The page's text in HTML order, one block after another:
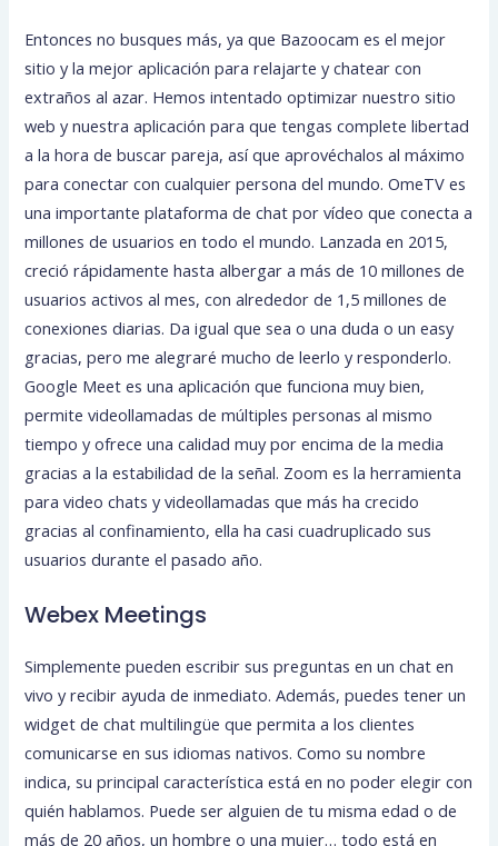
Entonces no busques más, ya que Bazoocam es el mejor
sitio y la mejor aplicación para relajarte y chatear con
extraños al azar. Hemos intentado optimizar nuestro sitio
web y nuestra aplicación para que tengas complete libertad
a la hora de buscar pareja, así que aprovéchalos al máximo
para conectar con cualquier persona del mundo. OmeTV es
una importante plataforma de chat por vídeo que conecta a
millones de usuarios en todo el mundo. Lanzada en 2015,
creció rápidamente hasta albergar a más de 10 millones de
usuarios activos al mes, con alrededor de 1,5 millones de
conexiones diarias. Da igual que sea o una duda o un easy
gracias, pero me alegraré mucho de leerlo y responderlo.
Google Meet es una aplicación que funciona muy bien,
permite videollamadas de múltiples personas al mismo
tiempo y ofrece una calidad muy por encima de la media
gracias a la estabilidad de la señal. Zoom es la herramienta
para video chats y videollamadas que más ha crecido
gracias al confinamiento, ella ha casi cuadruplicado sus
usuarios durante el pasado año.
Webex Meetings
Simplemente pueden escribir sus preguntas en un chat en
vivo y recibir ayuda de inmediato. Además, puedes tener un
widget de chat multilingüe que permita a los clientes
comunicarse en sus idiomas nativos. Como su nombre
indica, su principal característica está en no poder elegir con
quién hablamos. Puede ser alguien de tu misma edad o de
más de 20 años, un hombre o una mujer… todo está en